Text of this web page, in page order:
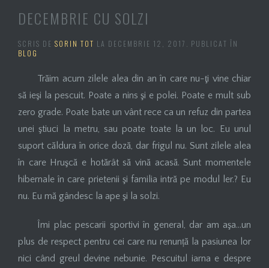
DECEMBRIE CU SOLZI
SCRIS DE SORIN TOT LA DECEMBRIE 12, 2017
. PUBLICAT ÎN
BLOG
Trăim acum zilele alea din an în care nu-ţi vine chiar
să ieşi la pescuit. Poate a nins şi e polei. Poate e mult sub
zero grade. Poate bate un vânt rece ca un refuz din partea
unei ştiuci la metru, sau poate toate la un loc. Eu unul
suport căldura în orice doză, dar frigul nu. Sunt zilele alea
în care Hruşcă e hotărât să vină acasă. Sunt momentele
hibernale în care prietenii şi familia intră pe modul ler.? Eu
nu. Eu mă gândesc la ape şi la solzi.
Îmi plac pescarii sportivi în general, dar am aşa…un
plus de respect pentru cei care nu renunță la pasiunea lor
nici când greul devine nebunie. Pescuitul iarna e despre